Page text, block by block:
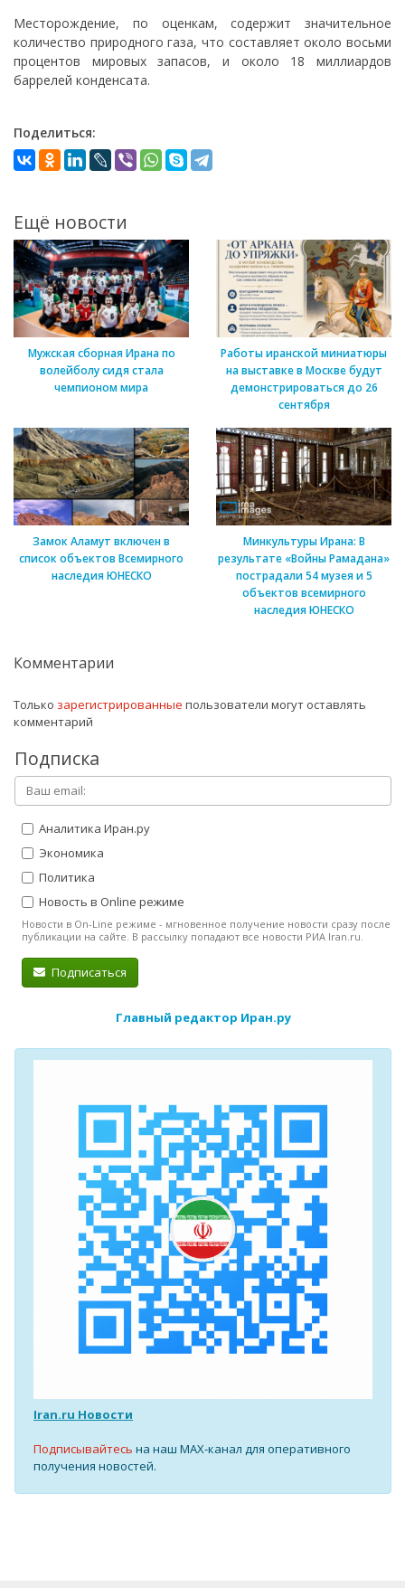
Месторождение, по оценкам, содержит значительное
количество природного газа, что составляет около восьми
процентов мировых запасов, и около 18 миллиардов
баррелей конденсата.
Поделиться:
Ещё новости
Мужская сборная Ирана по
волейболу сидя стала
чемпионом мира
Работы иранской миниатюры
на выставке в Москве будут
демонстрироваться до 26
сентября
Замок Аламут включен в
список объектов Всемирного
наследия ЮНЕСКО
Минкультуры Ирана: В
результате «Войны Рамадана»
пострадали 54 музея и 5
объектов всемирного
наследия ЮНЕСКО
Комментарии
Только зарегистрированные пользователи могут оставлять
комментарий
Подписка
Аналитика Иран.ру
Экономика
Политика
Новость в Online режиме
Новости в On-Line режиме - мгновенное получение новости сразу после
публикации на сайте. В рассылку попадают все новости РИА Iran.ru.
Подписаться
Главный редактор Иран.ру
Iran.ru Новости
Подписывайтесь на наш MAX-канал для оперативного
получения новостей.